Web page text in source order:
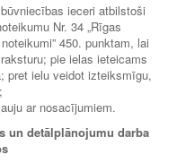
ieceri atbilstoši
Nr. 34 „Rīgas
450. punktam, lai
pie ielas ieteicams
pret ielu veidot izteiksmīgu,
ar nosacījumiem.
un detālplānojumu darba